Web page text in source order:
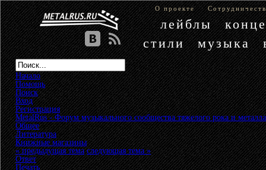
О проекте
лейблы
стили
музыка
Начало
Помощь
Поиск
Вход
Регистрация
MetalRus - Форум музыкального сообщества тяжелого рока и металла
Общее»
Литература»
Книжные магазины
« предыдущая тема следующая тема »
Ответ
Печать